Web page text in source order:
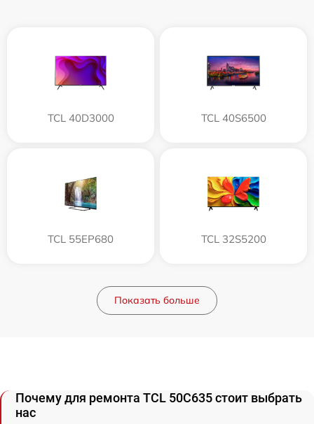
TCL 40D3000 TCL 40S6500
TCL 55EP680 TCL 32S5200
Показать больше
Почему для ремонта TCL 50C635 стоит выбрать
нас